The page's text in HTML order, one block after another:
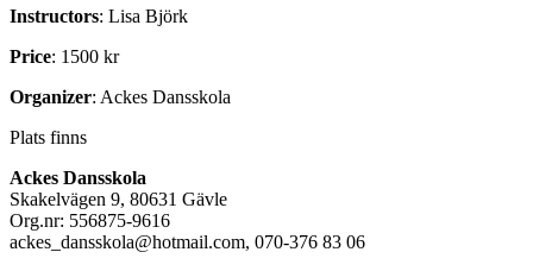
Instructors: Lisa Björk
Price: 1500 kr
Organizer: Ackes Dansskola
Plats finns
Ackes Dansskola
Skakelvägen 9, 80631 Gävle
Org.nr: 556875-9616
ackes_dansskola@hotmail.com, 070-376 83 06